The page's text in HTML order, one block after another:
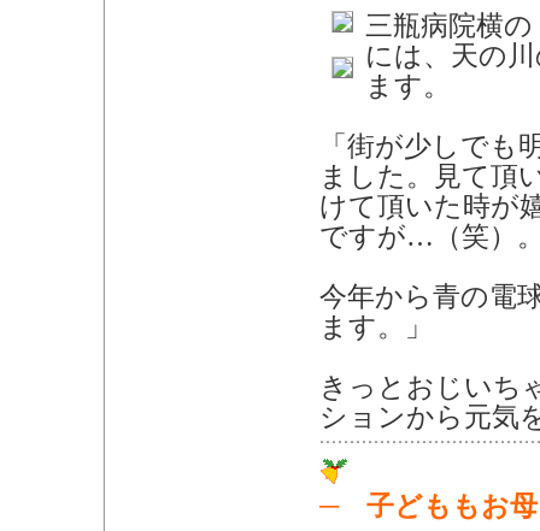
三瓶病院横
には、天の
ます。
「街が少しで
ました。見て頂
けて頂いた時が
ですが…（笑）
今年から青の電
ます。」
きっとおじいち
ションから元気
─ 子どももお